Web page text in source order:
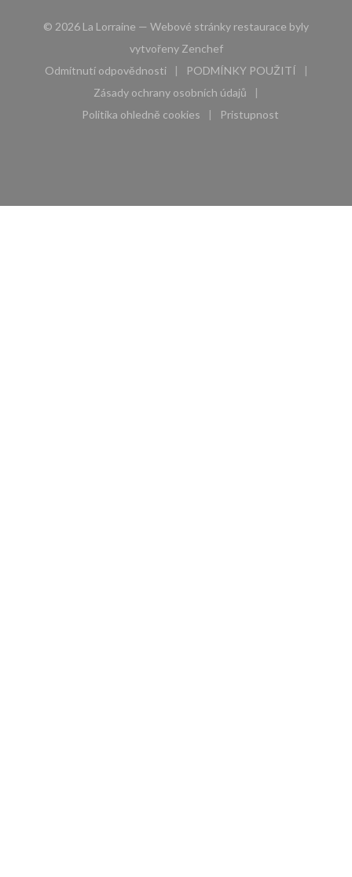
© 2026 La Lorraine — Webové stránky restaurace byly
vytvořeny Zenchef((otevře se v novém okně))
Odmítnutí odpovědnosti
((otevře se v novém okně))
PODMÍNKY POUŽITÍ
((otevře se v novém
Zásady ochrany osobních údajů
((otevře se v novém okně))
Politika ohledně cookies
((otevře se v novém okně))
Pristupnost
((otevře se v novém